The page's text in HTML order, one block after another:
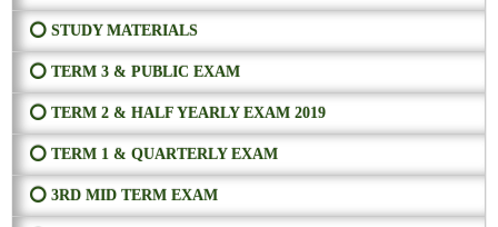
⭕ STUDY MATERIALS
⭕ TERM 3 & PUBLIC EXAM
⭕ TERM 2 & HALF YEARLY EXAM 2019
⭕ TERM 1 & QUARTERLY EXAM
⭕ 3RD MID TERM EXAM